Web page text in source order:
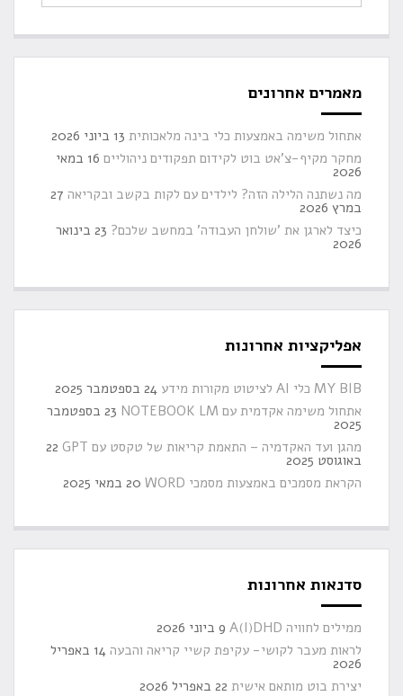
מאמרים אחרונים
אתחול משימה באמצעות כלי בינה מלאכותית 13 ביוני 2026
מחקר מקיף-צ'אט בוט לקידום תפקודים ניהוליים
16 במאי
2026
מה נשתנה הלילה הזה? לילדים עם לקות בקשב ובקריאה 27
במרץ 2026
כיצד לארגן את 'שולחן העבודה' במחשב שלכם?
23 בינואר
2026
אפליקציות אחרונות
MY BIB כלי AI לציטוט מקורות מידע
24 בספטמבר 2025
אתחול משימה אקדמית עם NOTEBOOK LM
23 בספטמבר
2025
מהגן ועד האקדמיה – התאמת קריאות של טקסט עם GPT
22
באוגוסט 2025
הקראת מסמכים באמצעות מסמכי WORD
20 במאי 2025
סדנאות אחרונות
ממילים לחוויה A(I)DHD
9 ביוני 2026
לראות מעבר לקושי- עקיפת קשיי קריאה והבעה
14 באפריל
2026
יצירת בוט מותאם אישית 22 באפריל 2026